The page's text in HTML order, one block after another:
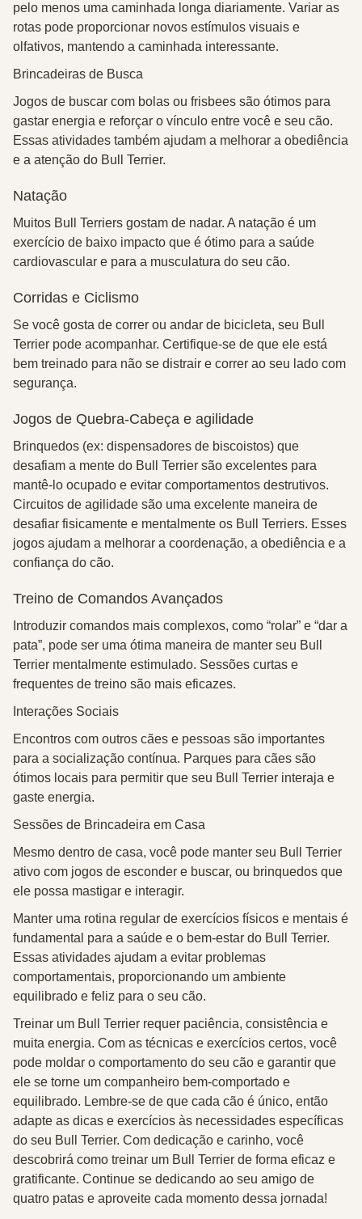
pelo menos uma caminhada longa diariamente. Variar as
rotas pode proporcionar novos estímulos visuais e
olfativos, mantendo a caminhada interessante.
Brincadeiras de Busca
Jogos de buscar com bolas ou frisbees são ótimos para
gastar energia e reforçar o vínculo entre você e seu cão.
Essas atividades também ajudam a melhorar a obediência
e a atenção do Bull Terrier.
Natação
Muitos Bull Terriers gostam de nadar. A natação é um
exercício de baixo impacto que é ótimo para a saúde
cardiovascular e para a musculatura do seu cão.
Corridas e Ciclismo
Se você gosta de correr ou andar de bicicleta, seu Bull
Terrier pode acompanhar. Certifique-se de que ele está
bem treinado para não se distrair e correr ao seu lado com
segurança.
Jogos de Quebra-Cabeça e agilidade
Brinquedos (ex: dispensadores de biscoistos) que
desafiam a mente do Bull Terrier são excelentes para
mantê-lo ocupado e evitar comportamentos destrutivos.
Circuitos de agilidade são uma excelente maneira de
desafiar fisicamente e mentalmente os Bull Terriers. Esses
jogos ajudam a melhorar a coordenação, a obediência e a
confiança do cão.
Treino de Comandos Avançados
Introduzir comandos mais complexos, como “rolar” e “dar a
pata”, pode ser uma ótima maneira de manter seu Bull
Terrier mentalmente estimulado. Sessões curtas e
frequentes de treino são mais eficazes.
Interações Sociais
Encontros com outros cães e pessoas são importantes
para a socialização contínua. Parques para cães são
ótimos locais para permitir que seu Bull Terrier interaja e
gaste energia.
Sessões de Brincadeira em Casa
Mesmo dentro de casa, você pode manter seu Bull Terrier
ativo com jogos de esconder e buscar, ou brinquedos que
ele possa mastigar e interagir.
Manter uma rotina regular de exercícios físicos e mentais é
fundamental para a saúde e o bem-estar do Bull Terrier.
Essas atividades ajudam a evitar problemas
comportamentais, proporcionando um ambiente
equilibrado e feliz para o seu cão.
Treinar um Bull Terrier requer paciência, consistência e
muita energia. Com as técnicas e exercícios certos, você
pode moldar o comportamento do seu cão e garantir que
ele se torne um companheiro bem-comportado e
equilibrado. Lembre-se de que cada cão é único, então
adapte as dicas e exercícios às necessidades específicas
do seu Bull Terrier. Com dedicação e carinho, você
descobrirá como treinar um Bull Terrier de forma eficaz e
gratificante. Continue se dedicando ao seu amigo de
quatro patas e aproveite cada momento dessa jornada!